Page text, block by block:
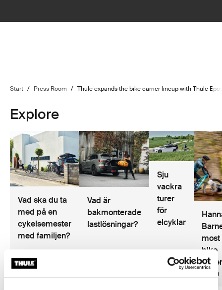
Start / Press Room / Thule expands the bike carrier lineup with Thule
Explore
Vad ska du ta
med på en
cykelsemester
med familjen?
2 minuters
Vad är
bakmonterade
lastlösningar?
Sju
vackra
turer
för
elcyklar
minuters
bike
3 min